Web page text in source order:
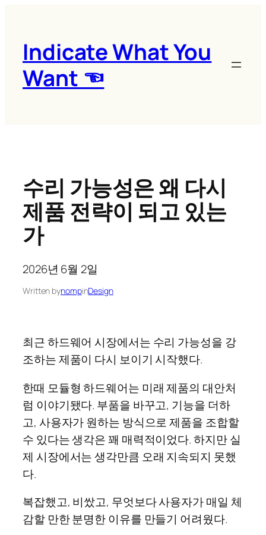
Indicate What You
Want ☜
수리 가능성은 왜 다시
제품 전략이 되고 있는
가
2026년 6월 2일
Written bynompinDesign
최근 하드웨어 시장에서는 수리 가능성을 강
조하는 제품이 다시 보이기 시작했다.
한때 모듈형 하드웨어는 미래 제품의 대안처
럼 이야기됐다. 부품을 바꾸고, 기능을 더하
고, 사용자가 원하는 방식으로 제품을 조합할
수 있다는 생각은 꽤 매력적이었다. 하지만 실
제 시장에서는 생각만큼 오래 지속되지 못했
다.
복잡했고, 비쌌고, 무엇보다 사용자가 매일 체
감할 만한 분명한 이유를 만들기 어려웠다.